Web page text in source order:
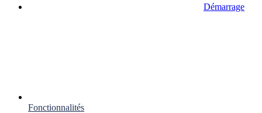
Démarrage
Fonctionnalités